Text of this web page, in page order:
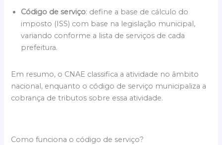
Código de serviço: define a base de cálculo do
imposto (ISS) com base na legislação municipal,
variando conforme a lista de serviços de cada
prefeitura.
Em resumo, o CNAE classifica a atividade no âmbito
nacional, enquanto o código de serviço municipaliza a
cobrança de tributos sobre essa atividade.
Como funciona o código de serviço?